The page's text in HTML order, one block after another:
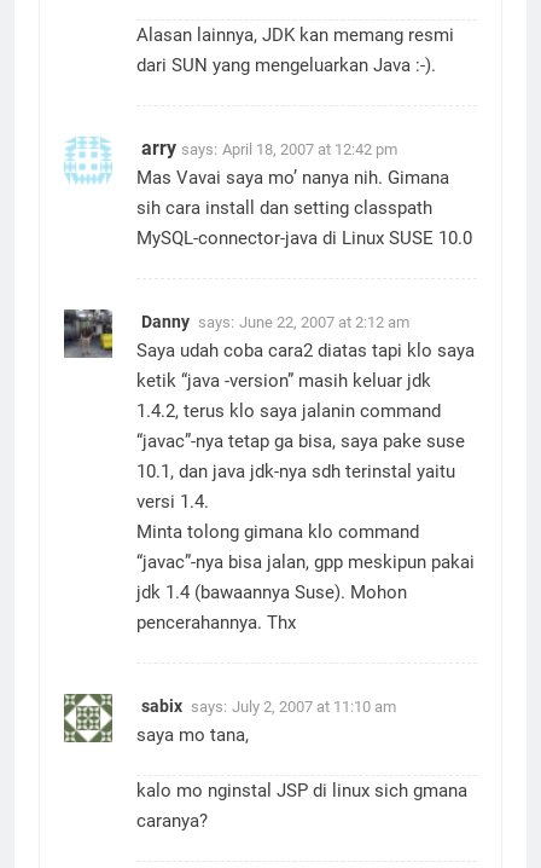
Alasan lainnya, JDK kan memang resmi
dari SUN yang mengeluarkan Java :-).
arry says: April 18, 2007 at 12:42 pm
Mas Vavai saya mo’ nanya nih. Gimana
sih cara install dan setting classpath
MySQL-connector-java di Linux SUSE 10.0
Danny says: June 22, 2007 at 2:12 am
Saya udah coba cara2 diatas tapi klo saya
ketik “java -version” masih keluar jdk
1.4.2, terus klo saya jalanin command
“javac”-nya tetap ga bisa, saya pake suse
10.1, dan java jdk-nya sdh terinstal yaitu
versi 1.4.
Minta tolong gimana klo command
“javac”-nya bisa jalan, gpp meskipun pakai
jdk 1.4 (bawaannya Suse). Mohon
pencerahannya. Thx
sabix says: July 2, 2007 at 11:10 am
saya mo tana,
kalo mo nginstal JSP di linux sich gmana
caranya?